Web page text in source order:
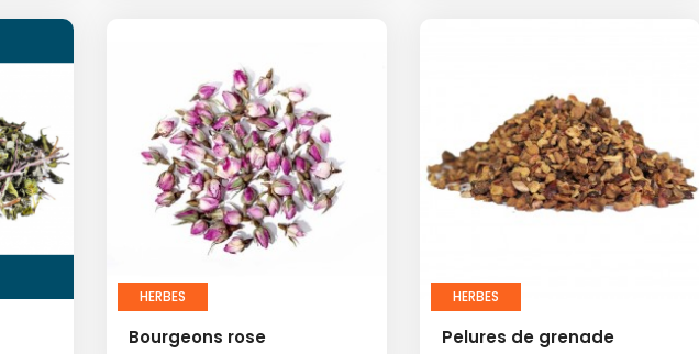
HERBES
Bourgeons rose
HERBES
Pelures de grenade